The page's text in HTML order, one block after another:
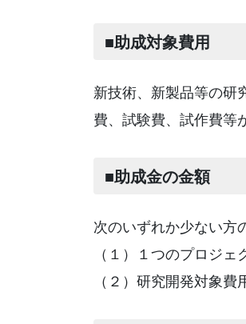
■助成対象費用
新技術、新製品等の研
費、試験費、試作費等
■助成金の金額
次のいずれか少ない方
（１）１つのプロジ
（２）研究開発対象費